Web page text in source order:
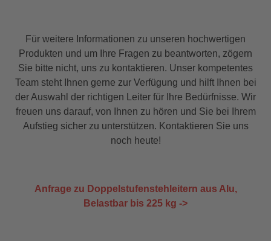
Für weitere Informationen zu unseren hochwertigen
Produkten und um Ihre Fragen zu beantworten, zögern
Sie bitte nicht, uns zu kontaktieren. Unser kompetentes
Team steht Ihnen gerne zur Verfügung und hilft Ihnen bei
der Auswahl der richtigen Leiter für Ihre Bedürfnisse. Wir
freuen uns darauf, von Ihnen zu hören und Sie bei Ihrem
Aufstieg sicher zu unterstützen. Kontaktieren Sie uns
noch heute!
Anfrage zu Doppelstufenstehleitern aus Alu,
Belastbar bis 225 kg ->